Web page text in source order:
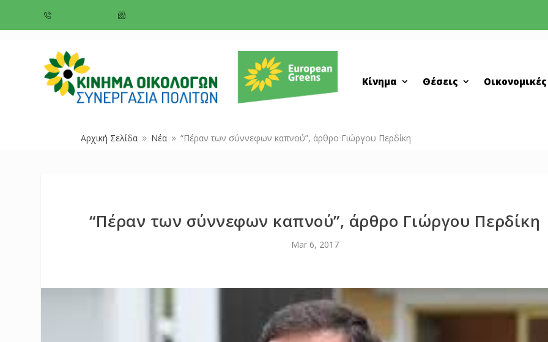
Κίνημα Θέσεις
Αρχική Σελίδα 9 Νέα 9 “Πέραν των σύννεφων καπνού”, άρθρο Γιώργου Περδίκη
“Πέραν των σύννεφων καπνού”, άρθρο Γιώργου Περδίκη
Mar 6, 2017